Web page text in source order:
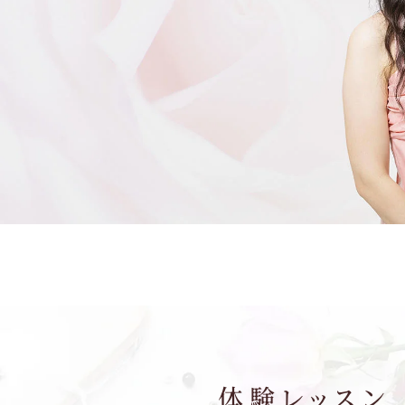
体験レッスン